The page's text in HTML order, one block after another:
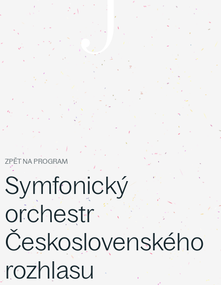
ZPĚT NA PROGRAM
Symfonický
orchestr
Československého
rozhlasu